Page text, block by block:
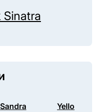
Sinatra
Sandra Yello